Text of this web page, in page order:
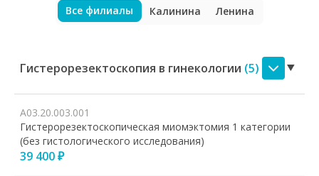
Все филиалы Калинина Ленина
Гистерорезектоскопия в гинекологии (5)
А03.20.003.001
Гистерорезектоскопическая миомэктомия 1 категории
(без гистологического исследования)
39 400 ₽